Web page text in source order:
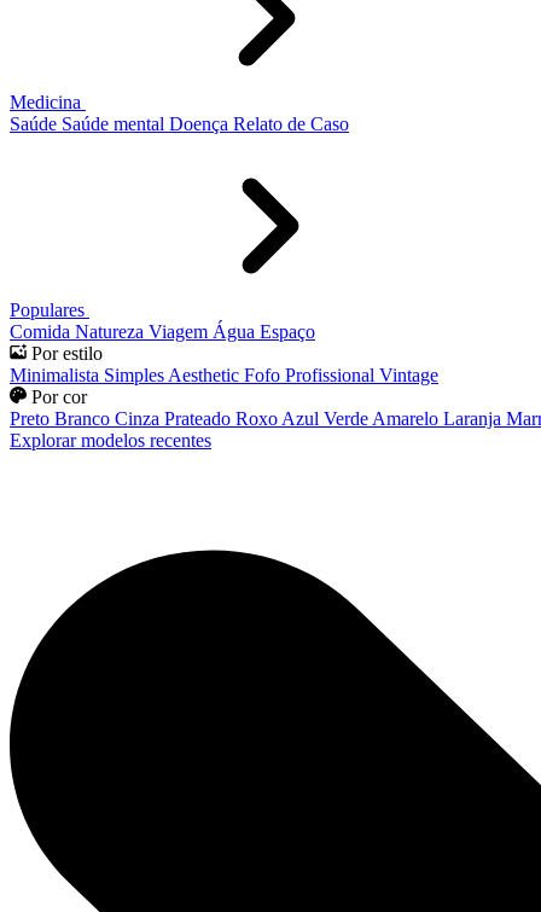
Medicina
Saúde Saúde mental Doença Relato de Caso
Populares
Comida Natureza Viagem Água Espaço
Por estilo
Minimalista Simples Aesthetic Fofo Profissional Vintage
Por cor
Preto Branco Cinza Prateado Roxo Azul Verde Amarelo Laranja
Explorar modelos recentes